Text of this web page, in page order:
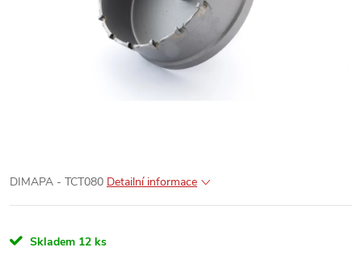
DIMAPA - TCT080 Detailní informace
Skladem 12 ks